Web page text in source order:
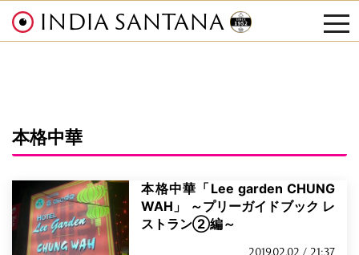
INDIA SANTANA
本格中華
本格中華「Lee garden CHUNG
WAH」 ～プリーガイドブック レ
ストラン②編～